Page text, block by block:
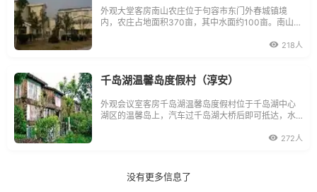
外观大堂客房南山农庄位于句容市东门外春城镇境
内，农庄占地面积370亩，其中水面约100亩。南山农
山村野趣农庄，二是以休闲采摘农副产品取胜。有蔬
218人
千岛湖温馨岛度假村（淳安）
外观会议室客房千岛湖温馨岛度假村位于千岛湖中心
湖区的温馨岛上，汽车过千岛湖大桥后即可抵达，水
色餐饮为主题的高尚休闲度假村。度假村拥有商务木
272人
没有更多信息了